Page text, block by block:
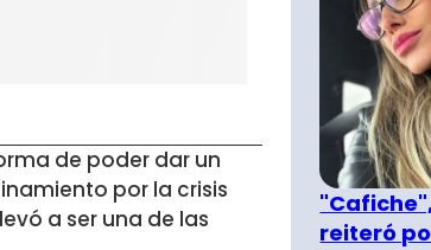
de poder dar un
por la crisis
a ser una de las
reiteró